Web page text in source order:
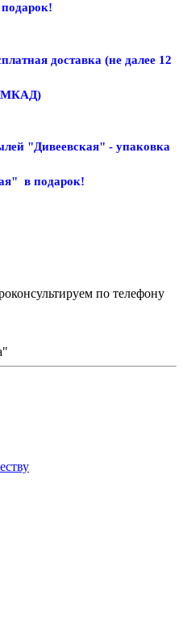
доставка (не далее 12
МКАД)
"Дивеевская" - упаковка
в подарок!
по телефону